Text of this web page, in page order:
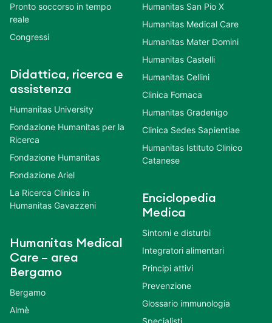
Pronto soccorso in tempo
reale
Congressi
Didattica, ricerca e
assistenza
Humanitas University
Fondazione Humanitas per la
Ricerca
Fondazione Humanitas
Fondazione Ariel
La Ricerca Clinica in
Humanitas Gavazzeni
Humanitas Medical
Care – area
Bergamo
Bergamo
Almè
Humanitas San Pio X
Humanitas Medical Care
Humanitas Mater Domini
Humanitas Castelli
Humanitas Cellini
Clinica Fornaca
Humanitas Gradenigo
Clinica Sedes Sapientiae
Humanitas Istituto Clinico
Catanese
Enciclopedia
Medica
Sintomi e disturbi
Integratori alimentari
Principi attivi
Prevenzione
Glossario immunologia
Specialisti